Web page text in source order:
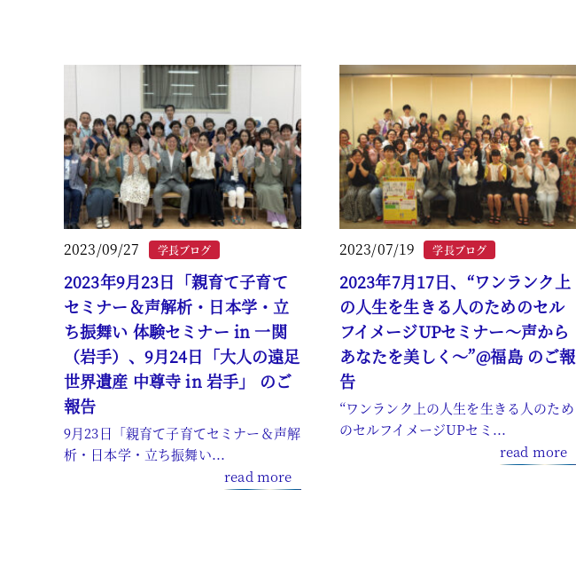
2023/09/27 学長ブログ
2023年9月23日「親育て子育て
セミナー＆声解析・日本学・立
ち振舞い 体験セミナー in 一関
（岩手）、9月24日「大人の遠足
世界遺産 中尊寺 in 岩手」 のご
報告
9月23日「親育て子育てセミナー＆声解
析・日本学・立ち振舞い...
read more
2023/07/19 学長ブログ
2023年7月17日、“ワンランク上
の人生を生きる人のためのセル
フイメージUPセミナー～声から
あなたを美しく～”@福島 のご報
告
“ワンランク上の人生を生きる人のため
のセルフイメージUPセミ...
read more